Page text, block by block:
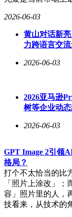
2026-06-03
黄山对话新
力跨语言交
2026-06-03
2026亚马逊
树等企业动
2026-06-03
GPT Image 2引领
格局？
打个不太恰当的比
「照片上涂改」
容」照片里的人，
技看来，从技术的